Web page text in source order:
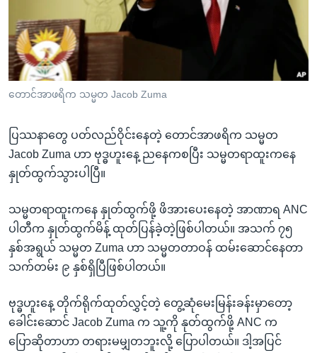
ညွန်း
စာမျက်နှာ
သို့
ကျော်
ကြည့်
ရှာဖွေ
ရန်
နေရာ
ကျော်
ရန်
သုတပဒေသာ အင်္ဂလိပ်စာ
Learning English
ဗွီအိုအေ လူမှုကွန်ယက်များ
ဘာသာစကားများ
တောင်အာဖရိက သမ္မတ Jacob Zuma
ပြဿနာတွေ ပတ်လည်ဝိုင်းနေတဲ့ တောင်အာဖရိက သမ္မတ
Jacob Zuma ဟာ ဗုဒ္ဓဟူးနေ့ ညနေကစပြီး သမ္မတရာထူးကနေ
နှုတ်ထွက်သွားပါပြီ။
သမ္မတရာထူးကနေ နှုတ်ထွက်ဖို့ ဖိအားပေးနေတဲ့ အာဏာရ ANC
ပါတီက နှုတ်ထွက်မိန့် ထုတ်ပြန်ခဲ့တဲ့ဖြစ်ပါတယ်။ အသက် ၇၅
နှစ်အရွယ် သမ္မတ Zuma ဟာ သမ္မတတာဝန် ထမ်းဆောင်နေတာ
သက်တမ်း ၉ နှစ်ရှိပြီဖြစ်ပါတယ်။
ဗုဒ္ဓဟူးနေ့ တိုက်ရိုက်ထုတ်လွှင့်တဲ့ တွေ့ဆုံမေးမြန်းခန်းမှာတော့
ခေါင်းဆောင် Jacob Zuma က သူ့ကို နုတ်ထွက်ဖို့ ANC က
ပြောဆိုတာဟာ တရားမမျှတဘူးလို့ ပြောပါတယ်။ ဒါ့အပြင်